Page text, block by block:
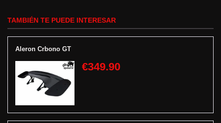
TAMBIÉN TE PUEDE INTERESAR
Aleron Crbono GT
€349.90